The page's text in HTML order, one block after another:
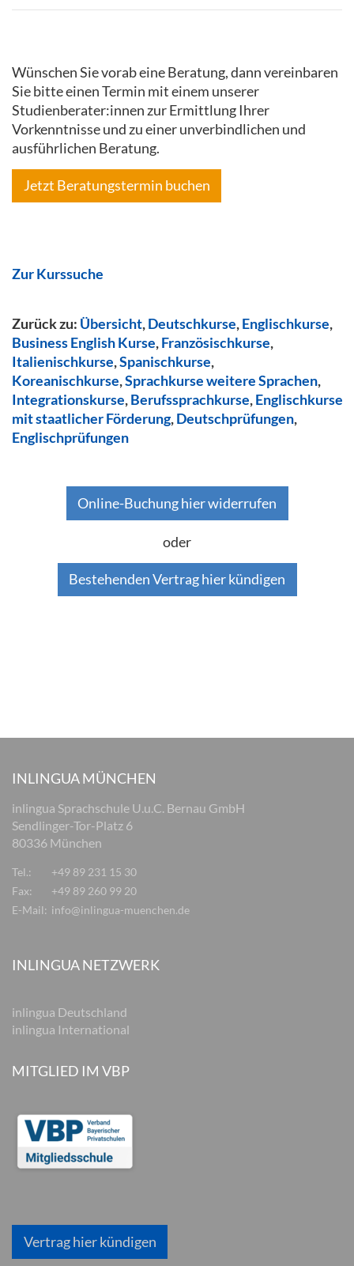
Wünschen Sie vorab eine Beratung, dann vereinbaren
Sie bitte einen Termin mit einem unserer
Studienberater:innen zur Ermittlung Ihrer
Vorkenntnisse und zu einer unverbindlichen und
ausführlichen Beratung.
Jetzt Beratungstermin buchen
Zur Kurssuche
Zurück zu: Übersicht,Deutschkurse,Englischkurse,
Business English Kurse,Französischkurse,
Italienischkurse,Spanischkurse,
Koreanischkurse,Sprachkurse weitere Sprachen,
Integrationskurse,Berufssprachkurse,Englischkurse
mit staatlicher Förderung,Deutschprüfungen,
Englischprüfungen
Online-Buchung hier widerrufen
oder
Bestehenden Vertrag hier kündigen
INLINGUA MÜNCHEN
inlingua Sprachschule U.u.C. Bernau GmbH
Sendlinger-Tor-Platz 6
80336 München
Tel.:
+49 89 231 15 30
Fax:
+49 89 260 99 20
E-Mail: info@inlingua-muenchen.de
INLINGUA NETZWERK
inlingua Deutschland
inlingua International
MITGLIED IM VBP
Vertrag hier kündigen